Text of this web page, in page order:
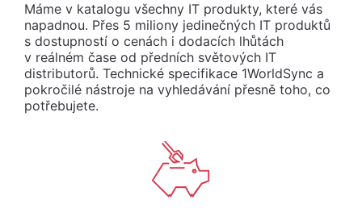
Máme v katalogu všechny IT produkty, které vás
napadnou. Přes 5 miliony jedinečných IT produktů
s dostupností o cenách i dodacích lhůtách
v reálném čase od předních světových IT
distributorů. Technické specifikace 1WorldSync a
pokročilé nástroje na vyhledávání přesně toho, co
potřebujete.